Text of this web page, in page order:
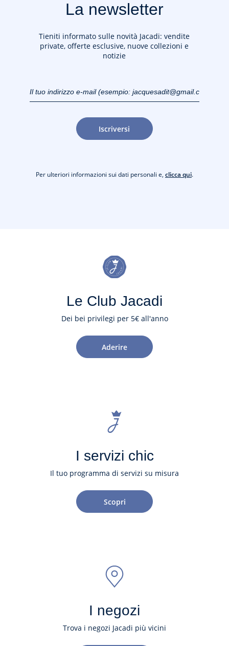
La newsletter
Tieniti informato sulle novità Jacadi: vendite
private, offerte esclusive, nuove collezioni e
notizie
(esempio:
jacquesadit@gmail.com)
Iscriversi
Per ulteriori informazioni sui dati personali e, clicca qui.
Le Club Jacadi
Dei bei privilegi per 5€ all'anno
Aderire
I servizi chic
Il tuo programma di servizi su misura
Scopri
I negozi
Trova i negozi Jacadi più vicini